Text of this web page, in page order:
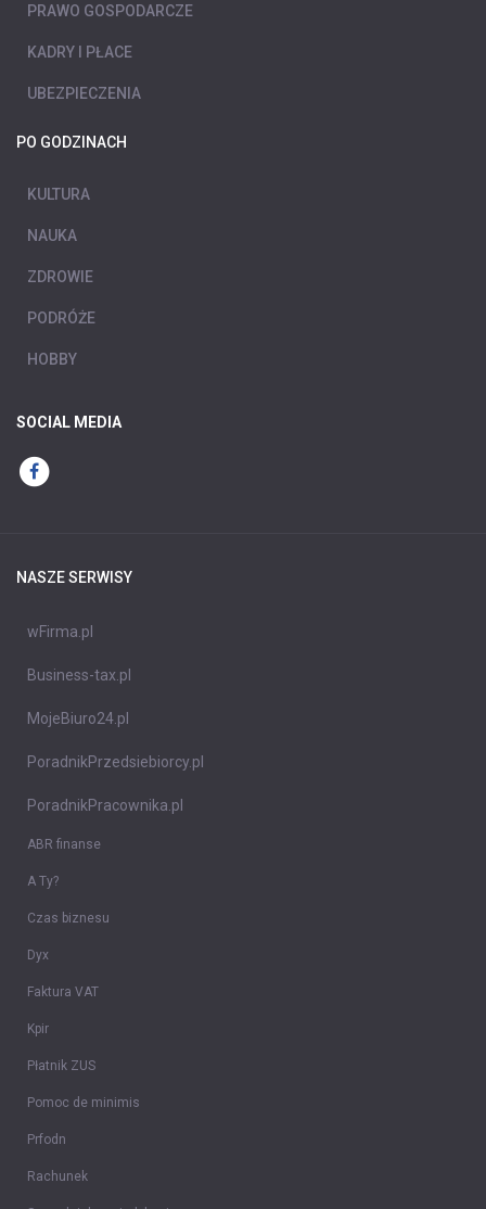
PRAWO GOSPODARCZE
KADRY I PŁACE
UBEZPIECZENIA
PO GODZINACH
KULTURA
NAUKA
ZDROWIE
PODRÓŻE
HOBBY
SOCIAL MEDIA
NASZE SERWISY
wFirma.pl
Business-tax.pl
MojeBiuro24.pl
PoradnikPrzedsiebiorcy.pl
PoradnikPracownika.pl
ABR finanse
A Ty?
Czas biznesu
Dyx
Faktura VAT
Kpir
Płatnik ZUS
Pomoc de minimis
Prfodn
Rachunek